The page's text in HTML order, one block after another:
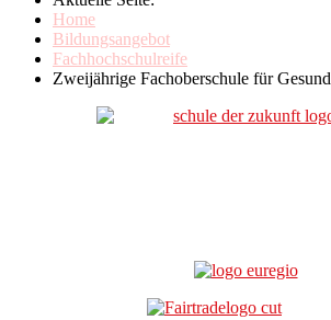
Home
Bildungsangebot
Fachhochschulreife
Zweijährige Fachoberschule für